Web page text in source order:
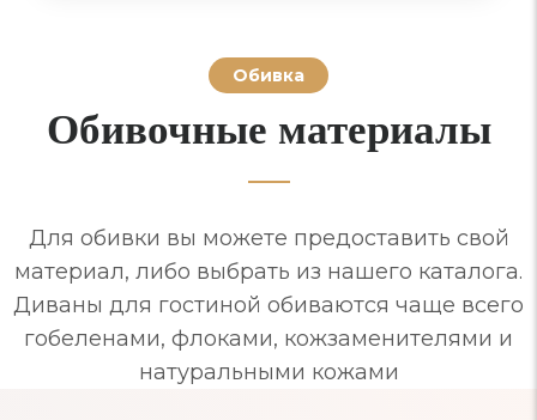
Обивка
Обивочные материалы
Для обивки вы можете предоставить свой
материал, либо выбрать из нашего каталога.
Диваны для гостиной обиваются чаще всего
гобеленами, флоками, кожзаменителями и
натуральными кожами